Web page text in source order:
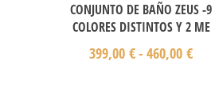
CONJUNTO DE BAÑO ZEUS -9
COLORES DISTINTOS Y 2 ME
399,00€- 460,00€